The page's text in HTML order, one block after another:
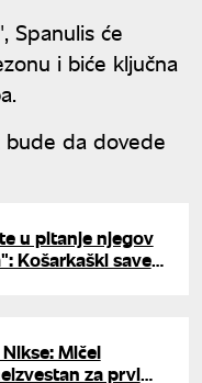
Spanulis će
i biće ključna
da dovede
u pitanje njegov
Košarkaški savez
Mičel
za prvi